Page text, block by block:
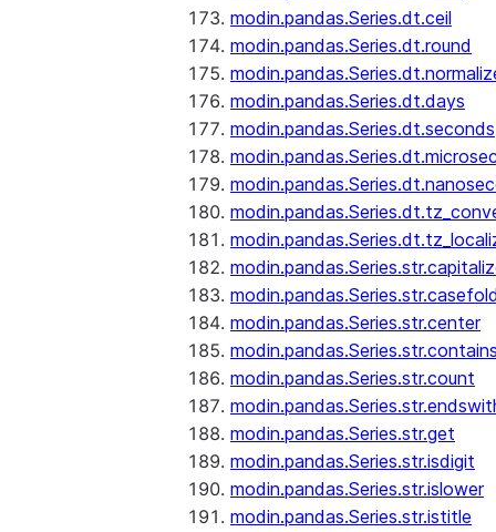
modin.pandas.Series.dt.ceil
modin.pandas.Series.dt.round
modin.pandas.Series.dt.days
modin.pandas.Series.dt.seconds
modin.pandas.Series.str.center
modin.pandas.Series.str.count
modin.pandas.Series.str.get
modin.pandas.Series.str.isdigit
modin.pandas.Series.str.islower
modin.pandas.Series.str.istitle